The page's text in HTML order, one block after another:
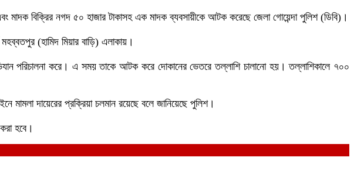
মাদক বিক্রির নগদ ৫০ হাজার টাকাসহ এক মাদক ব্যবসায়ীকে আটক করেছে জেলা গোয়েন্দা পুলিশ (ডিবি)।
(হামিদ মিয়ার বাড়ি) এলাকায়।
পরিচালনা করে। এ সময় তাকে আটক করে দোকানের ভেতরে তল্লাশি চালানো হয়। তল্লাশিকালে ৭০০
দায়েরের প্রক্রিয়া চলমান রয়েছে বলে জানিয়েছে পুলিশ।
হবে।